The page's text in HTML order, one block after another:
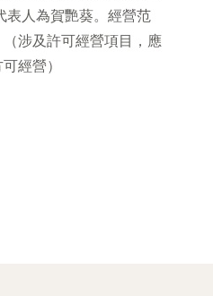
表人為賀艷葵。經營范
涉及許可經營項目，應
經營）